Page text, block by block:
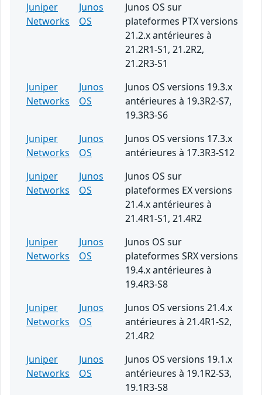
Juniper
Networks
Junos
OS
Junos OS sur
plateformes PTX versions
21.2.x antérieures à
21.2R1-S1, 21.2R2,
21.2R3-S1
Juniper
Networks
Junos
OS
Junos OS versions 19.3.x
antérieures à 19.3R2-S7,
19.3R3-S6
Juniper
Networks
Junos
OS
Junos OS versions 17.3.x
antérieures à 17.3R3-S12
Juniper
Networks
Junos
OS
Junos OS sur
plateformes EX versions
21.4.x antérieures à
21.4R1-S1, 21.4R2
Juniper
Networks
Junos
OS
Junos OS sur
plateformes SRX versions
19.4.x antérieures à
19.4R3-S8
Juniper
Networks
Junos
OS
Junos OS versions 21.4.x
antérieures à 21.4R1-S2,
21.4R2
Juniper
Networks
Junos
OS
Junos OS versions 19.1.x
antérieures à 19.1R2-S3,
19.1R3-S8